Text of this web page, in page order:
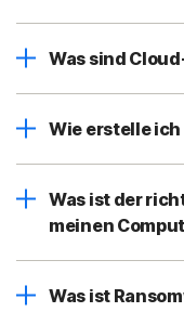
Was sind
Wie erstelle
Was ist der
meinen
Was ist